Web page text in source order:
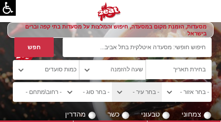
מסעדות, הזמנת מקום במסעדה, חיפוש והמלצות על מסעדות בתי קפה וברים
בישראל
צמחוני טבעוני כשר מהדרין